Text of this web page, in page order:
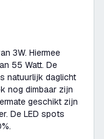
3W. Hiermee
55 Watt. De
natuurlijk daglicht
nog dimbaar zijn
geschikt zijn
De LED spots